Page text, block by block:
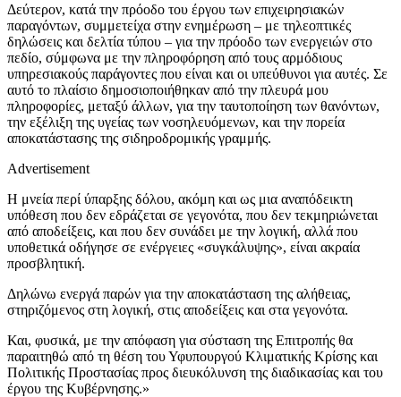
Δεύτερον, κατά την πρόοδο του έργου των επιχειρησιακών
παραγόντων, συμμετείχα στην ενημέρωση – με τηλεοπτικές
δηλώσεις και δελτία τύπου – για την πρόοδο των ενεργειών στο
πεδίο, σύμφωνα με την πληροφόρηση από τους αρμόδιους
υπηρεσιακούς παράγοντες που είναι και οι υπεύθυνοι για αυτές. Σε
αυτό το πλαίσιο δημοσιοποιήθηκαν από την πλευρά μου
πληροφορίες, μεταξύ άλλων, για την ταυτοποίηση των θανόντων,
την εξέλιξη της υγείας των νοσηλευόμενων, και την πορεία
αποκατάστασης της σιδηροδρομικής γραμμής.
Advertisement
Η μνεία περί ύπαρξης δόλου, ακόμη και ως μια αναπόδεικτη
υπόθεση που δεν εδράζεται σε γεγονότα, που δεν τεκμηριώνεται
από αποδείξεις, και που δεν συνάδει με την λογική, αλλά που
υποθετικά οδήγησε σε ενέργειες «συγκάλυψης», είναι ακραία
προσβλητική.
Δηλώνω ενεργά παρών για την αποκατάσταση της αλήθειας,
στηριζόμενος στη λογική, στις αποδείξεις και στα γεγονότα.
Και, φυσικά, με την απόφαση για σύσταση της Επιτροπής θα
παραιτηθώ από τη θέση του Υφυπουργού Κλιματικής Κρίσης και
Πολιτικής Προστασίας προς διευκόλυνση της διαδικασίας και του
έργου της Κυβέρνησης.»